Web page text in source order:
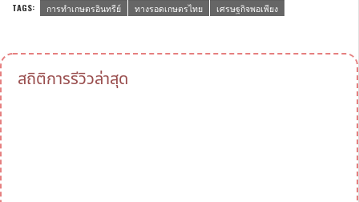
TAGS: การทำเกษตรอินทรีย์ ทางรอดเกษตรไทย เศรษฐกิจพอเพียง
สถิติการรีวิวล่าสุด